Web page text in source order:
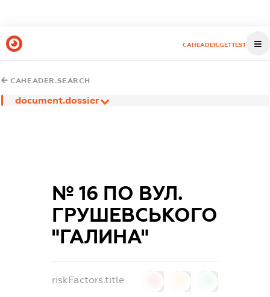
CAHEADER.GETTEST
CAHEADER.SEARCH
document.dossier
№ 16 ПО ВУЛ.
ГРУШЕВСЬКОГО
"ГАЛИНА"
riskFactors.title